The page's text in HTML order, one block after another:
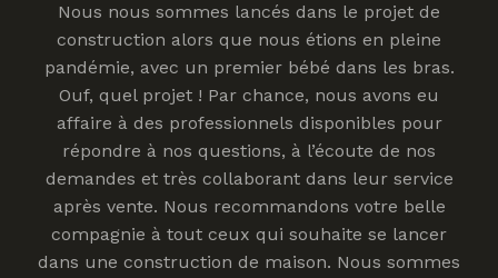
Nous nous sommes lancés dans le projet de
construction alors que nous étions en pleine
pandémie, avec un premier bébé dans les bras.
Ouf, quel projet ! Par chance, nous avons eu
affaire à des professionnels disponibles pour
répondre à nos questions, à l’écoute de nos
demandes et très collaborant dans leur service
après vente. Nous recommandons votre belle
compagnie à tout ceux qui souhaite se lancer
dans une construction de maison. Nous sommes